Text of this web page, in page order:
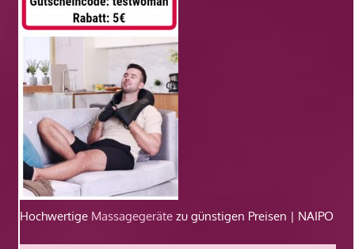
Hochwertige Massagegeräte zu günstigen Preisen | NAIPO